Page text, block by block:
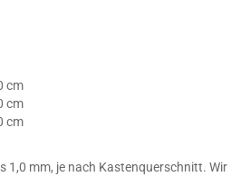
cm
cm
cm
1,0 mm, je nach Kastenquerschnitt. Wir